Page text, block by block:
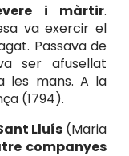
i màrtir.
va exercir el
Passava de
ser afusellat
les mans. A la
(1794).
Lluís (Maria
companyes